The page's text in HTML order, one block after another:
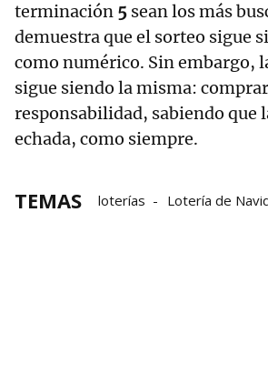
terminación 5 sean los más
demuestra que el sorteo sigue
como numérico. Sin embargo,
sigue siendo la misma:
responsabilidad, sabiendo que
echada, como siempre.
TEMAS loterías
Lotería de